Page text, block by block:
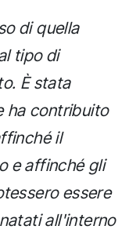
di quella
tipo di
È stata
ha contribuito
il
e affinché gli
essere
all'interno